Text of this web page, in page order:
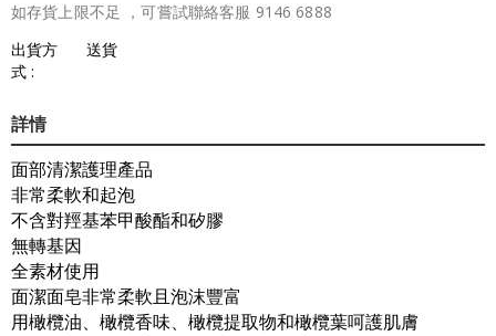
如存貨上限不足 ，可嘗試聯絡客服 9146 6888
出貨方
式 :
送貨
詳情
面部清潔護理產品
非常柔軟和起泡
不含對羥基苯甲酸酯和矽膠
無轉基因
全素材使用
面潔面皂非常柔軟且泡沫豐富
用橄欖油、橄欖香味、橄欖提取物和橄欖葉呵護肌膚